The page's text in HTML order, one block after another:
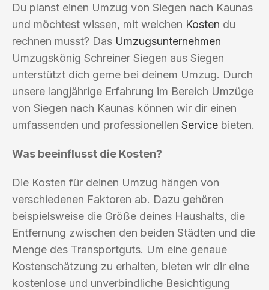
Du planst einen Umzug von Siegen nach Kaunas
und möchtest wissen, mit welchen Kosten du
rechnen musst? Das Umzugsunternehmen
Umzugskönig Schreiner Siegen aus Siegen
unterstützt dich gerne bei deinem Umzug. Durch
unsere langjährige Erfahrung im Bereich Umzüge
von Siegen nach Kaunas können wir dir einen
umfassenden und professionellen Service bieten.
Was beeinflusst die Kosten?
Die Kosten für deinen Umzug hängen von
verschiedenen Faktoren ab. Dazu gehören
beispielsweise die Größe deines Haushalts, die
Entfernung zwischen den beiden Städten und die
Menge des Transportguts. Um eine genaue
Kostenschätzung zu erhalten, bieten wir dir eine
kostenlose und unverbindliche Besichtigung